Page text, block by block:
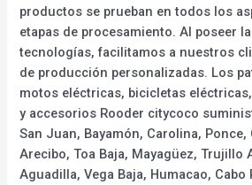
productos se prueban en todos los
etapas de procesamiento. Al poseer
tecnologías, facilitamos a nuestros
de producción personalizadas. Los
motos eléctricas, bicicletas
y accesorios Rooder citycoco
San Juan, Bayamón, Carolina, Ponce,
Arecibo, Toa Baja, Mayagüez, Trujillo
Aguadilla, Vega Baja, Humacao, Cabo